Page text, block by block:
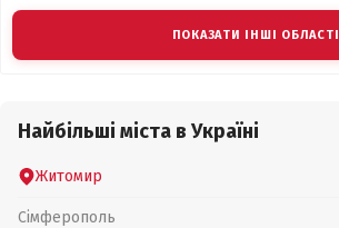
ПОКАЗАТИ ІНШІ ОБЛАСТІ
Найбільші міста в Україні
Житомир
Сімферополь